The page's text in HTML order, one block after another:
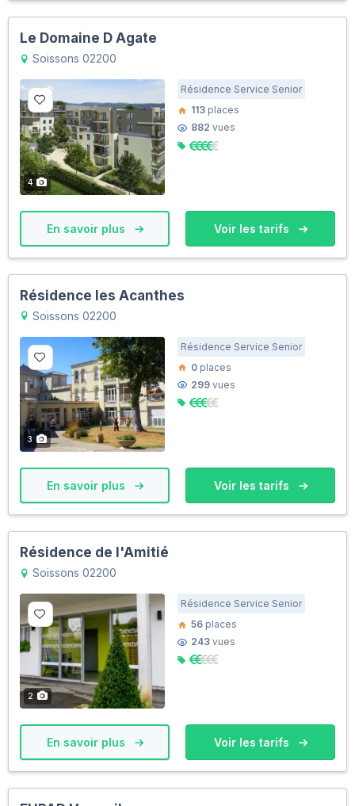
Le Domaine D Agate
Soissons 02200
4
Résidence Service Senior
113 places
882 vues
En savoir plus Voir les tarifs
Résidence les Acanthes
Soissons 02200
3
Résidence Service Senior
0 places
299 vues
En savoir plus Voir les tarifs
Résidence de l'Amitié
Soissons 02200
2
Résidence Service Senior
56 places
243 vues
En savoir plus Voir les tarifs